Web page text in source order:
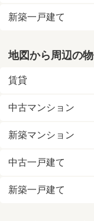
新築一戸建て
地図から周辺の
賃貸
中古マンション
新築マンション
中古一戸建て
新築一戸建て